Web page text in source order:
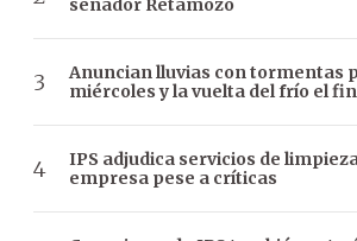
senador Retamozo
Anuncian lluvias con tormentas
miércoles y la vuelta del frío el
IPS adjudica servicios de
empresa pese a críticas